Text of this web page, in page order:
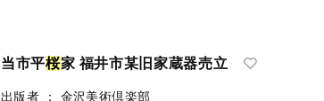
当市平桜家 福井市某旧家蔵器売立
出版者 ： 金沢美術倶楽部